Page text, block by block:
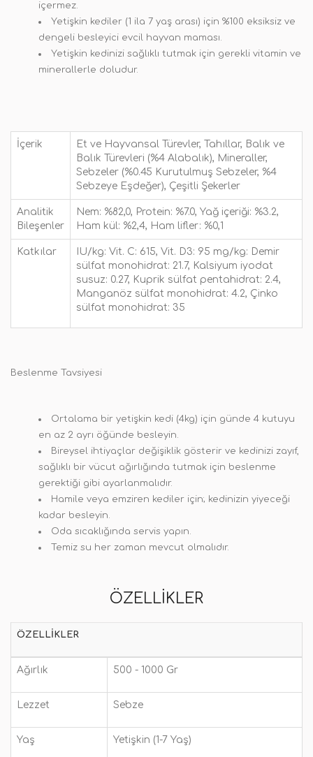
içermez.
Yetişkin kediler (1 ila 7 yaş arası) için %100 eksiksiz ve
dengeli besleyici evcil hayvan maması.
Yetişkin kedinizi sağlıklı tutmak için gerekli vitamin ve
minerallerle doludur.
İçerik
Et ve Hayvansal Türevler, Tahıllar, Balık ve
Balık Türevleri (%4 Alabalık), Mineraller,
Sebzeler (%0.45 Kurutulmuş Sebzeler, %4
Sebzeye Eşdeğer), Çeşitli Şekerler
Analitik
Bileşenler
Nem: %82,0, Protein: %7.0, Yağ içeriği: %3.2,
Ham kül: %2,4, Ham lifler: %0,1
Katkılar IU/kg: Vit. C: 615, Vit. D3: 95 mg/kg: Demir
sülfat monohidrat: 21.7, Kalsiyum iyodat
susuz: 0.27, Kuprik sülfat pentahidrat: 2.4,
Manganöz sülfat monohidrat: 4.2, Çinko
sülfat monohidrat: 35
Beslenme Tavsiyesi
Ortalama bir yetişkin kedi (4kg) için günde 4 kutuyu
en az 2 ayrı öğünde besleyin.
Bireysel ihtiyaçlar değişiklik gösterir ve kedinizi zayıf,
sağlıklı bir vücut ağırlığında tutmak için beslenme
gerektiği gibi ayarlanmalıdır.
Hamile veya emziren kediler için; kedinizin yiyeceği
kadar besleyin.
Oda sıcaklığında servis yapın.
Temiz su her zaman mevcut olmalıdır.
ÖZELLIKLER
ÖZELLIKLER
Ağırlık 500 - 1000 Gr
Lezzet Sebze
Yaş Yetişkin (1-7 Yaş)